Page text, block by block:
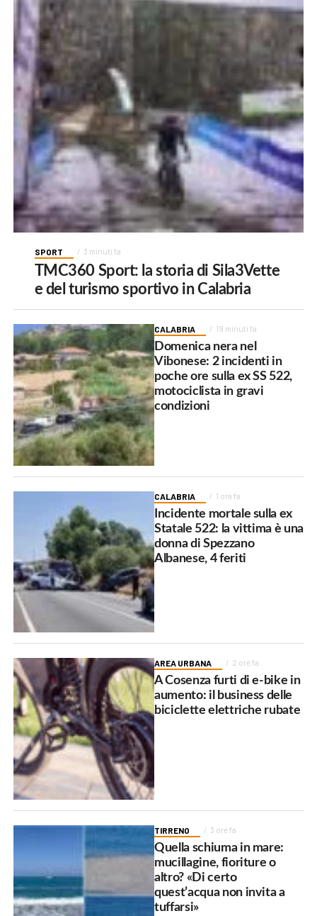
SPORT 3 minuti fa
TMC360 Sport: la storia di Sila3Vette
e del turismo sportivo in Calabria
CALABRIA 19 minuti fa
Domenica nera nel
Vibonese: 2 incidenti in
poche ore sulla ex SS 522,
motociclista in gravi
condizioni
CALABRIA 1 ora fa
Incidente mortale sulla ex
Statale 522: la vittima è una
donna di Spezzano
Albanese, 4 feriti
AREA URBANA 2 ore fa
A Cosenza furti di e-bike in
aumento: il business delle
biciclette elettriche rubate
TIRRENO 3 ore fa
Quella schiuma in mare:
mucillagine, fioriture o
altro? «Di certo
quest’acqua non invita a
tuffarsi»